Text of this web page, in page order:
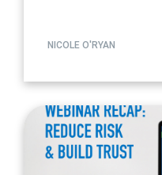
NICOLE O'RYAN
article
page